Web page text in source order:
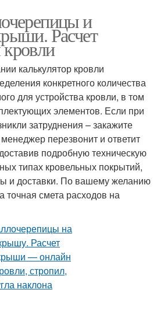
и
Расчет
калькулятор кровли
конкретного количества
для устройства кровли, в том
элементов. Если при
затруднения – закажите
перезвонит и ответит
подробную техническую
типах кровельных покрытий,
и доставки. По вашему желанию
точная смета расходов на